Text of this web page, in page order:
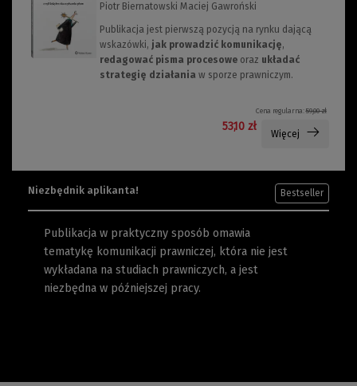
Piotr Biernatowski Maciej Gawroński
Publikacja jest pierwszą pozycją na rynku dającą
wskazówki, jak prowadzić komunikację,
redagować pisma procesowe oraz układać
strategię działania w sporze prawniczym.
Cena regularna:59,00 zł
53,10 zł
Więcej
Niezbędnik aplikanta! Bestseller
Publikacja w praktyczny sposób omawia
tematykę komunikacji prawniczej, która nie jest
wykładana na studiach prawniczych, a jest
niezbędna w późniejszej pracy.